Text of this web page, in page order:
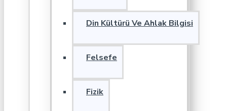
Din Kültürü Ve Ahlak Bilgisi
Felsefe
Fizik